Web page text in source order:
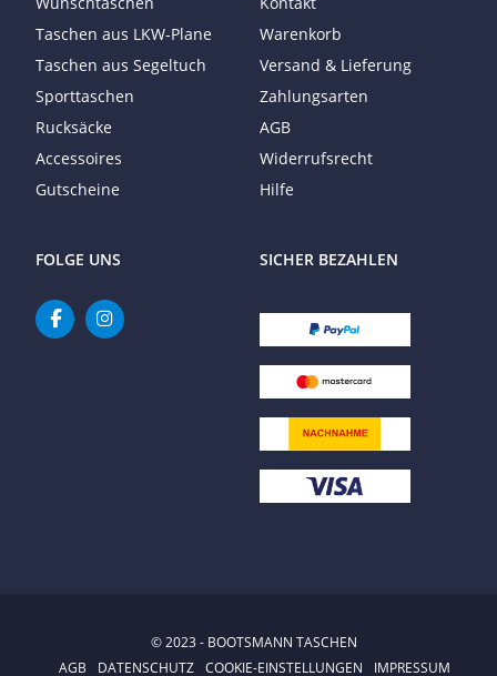
Taschen aus LKW-Plane
Taschen aus Segeltuch
Sporttaschen
Rucksäcke
Accessoires
Gutscheine
Warenkorb
Versand & Lieferung
Zahlungsarten
AGB
Widerrufsrecht
Hilfe
FOLGE UNS SICHER BEZAHLEN
© 2023 - BOOTSMANN TASCHEN
AGB
DATENSCHUTZ COOKIE-EINSTELLUNGEN IMPRESSUM